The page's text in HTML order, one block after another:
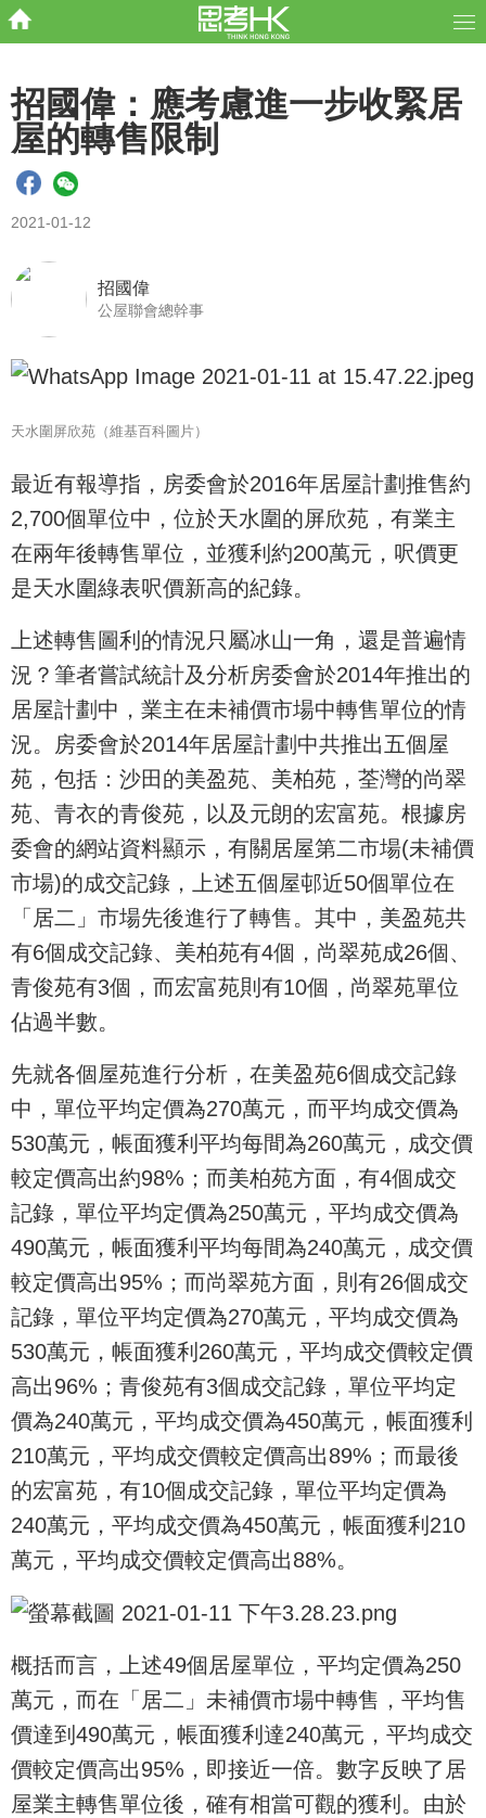
招國偉：應考慮進一步收緊居
屋的轉售限制
2021-01-12
招國偉
公屋聯會總幹事
天水圍屏欣苑（維基百科圖片）
最近有報導指，房委會於2016年居屋計劃推售約
2,700個單位中，位於天水圍的屏欣苑，有業主
在兩年後轉售單位，並獲利約200萬元，呎價更
是天水圍綠表呎價新高的紀錄。
上述轉售圖利的情況只屬冰山一角，還是普遍情
況？筆者嘗試統計及分析房委會於2014年推出的
居屋計劃中，業主在未補價市場中轉售單位的情
況。房委會於2014年居屋計劃中共推出五個屋
苑，包括：沙田的美盈苑、美柏苑，荃灣的尚翠
苑、青衣的青俊苑，以及元朗的宏富苑。根據房
委會的網站資料顯示，有關居屋第二市場(未補價
市場)的成交記錄，上述五個屋邨近50個單位在
「居二」市場先後進行了轉售。其中，美盈苑共
有6個成交記錄、美柏苑有4個，尚翠苑成26個、
青俊苑有3個，而宏富苑則有10個，尚翠苑單位
佔過半數。
先就各個屋苑進行分析，在美盈苑6個成交記錄
中，單位平均定價為270萬元，而平均成交價為
530萬元，帳面獲利平均每間為260萬元，成交價
較定價高出約98%；而美柏苑方面，有4個成交
記錄，單位平均定價為250萬元，平均成交價為
490萬元，帳面獲利平均每間為240萬元，成交價
較定價高出95%；而尚翠苑方面，則有26個成交
記錄，單位平均定價為270萬元，平均成交價為
530萬元，帳面獲利260萬元，平均成交價較定價
高出96%；青俊苑有3個成交記錄，單位平均定
價為240萬元，平均成交價為450萬元，帳面獲利
210萬元，平均成交價較定價高出89%；而最後
的宏富苑，有10個成交記錄，單位平均定價為
240萬元，平均成交價為450萬元，帳面獲利210
萬元，平均成交價較定價高出88%。
概括而言，上述49個居屋單位，平均定價為250
萬元，而在「居二」未補價市場中轉售，平均售
價達到490萬元，帳面獲利達240萬元，平均成交
價較定價高出95%，即接近一倍。數字反映了居
屋業主轉售單位後，確有相當可觀的獲利。由於